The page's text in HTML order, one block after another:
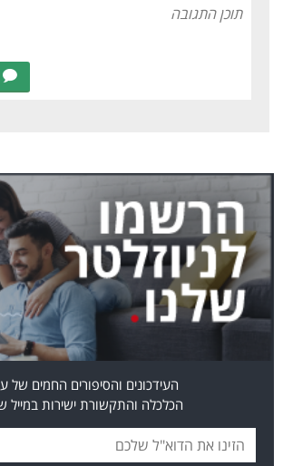
העידכונים והסיפורים החמים של
הכלכלה והתקשורת ישירות במייל